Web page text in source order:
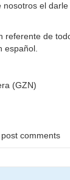
nosotros el
referente de
español.
(GZN)
comments